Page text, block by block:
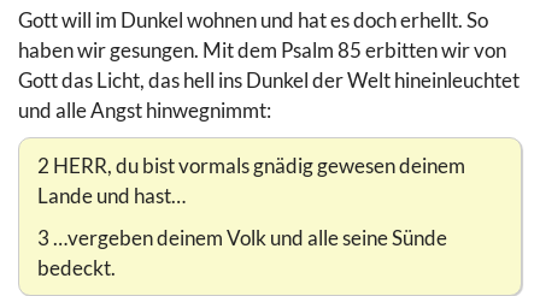
Gott will im Dunkel wohnen und hat es doch erhellt. So
haben wir gesungen. Mit dem Psalm 85 erbitten wir von
Gott das Licht, das hell ins Dunkel der Welt hineinleuchtet
und alle Angst hinwegnimmt:
2 HERR, du bist vormals gnädig gewesen deinem
Lande und hast…
3 …vergeben deinem Volk und alle seine Sünde
bedeckt.